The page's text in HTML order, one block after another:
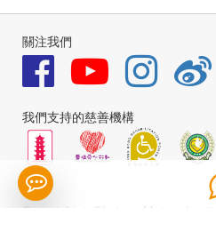
關注我們
我們支持的慈善機構
Copyright © Glorious Motors